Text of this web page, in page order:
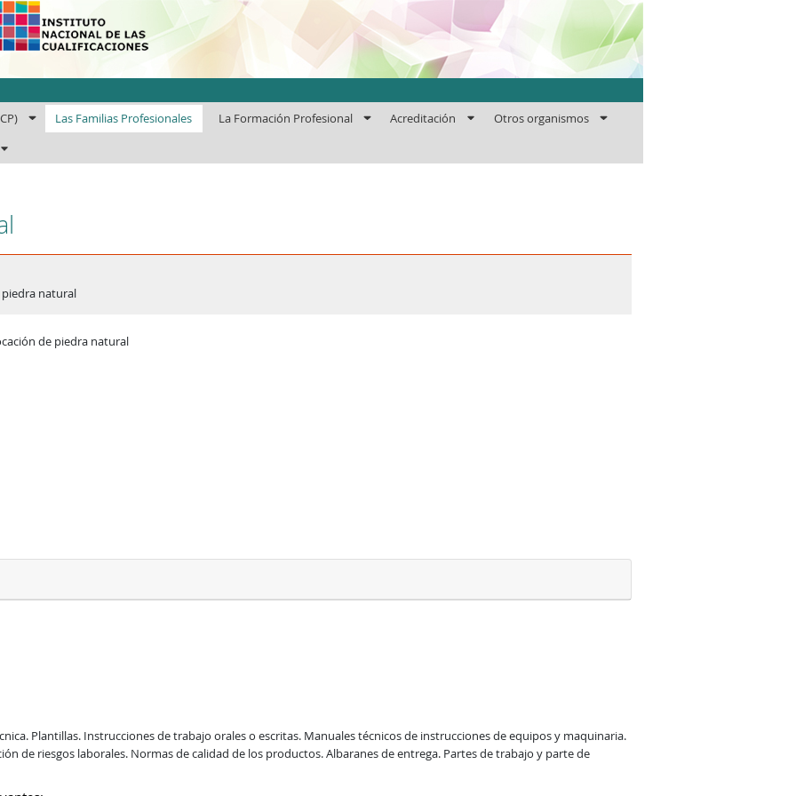
Nacional de las Cualificaciones
Las Familias Profesionales La Formación Profesional Acreditación Otros organismos
natural
de piedra natural
Plantillas. Instrucciones de trabajo orales o escritas. Manuales técnicos de instrucciones de equipos y maquinaria.
de riesgos laborales. Normas de calidad de los productos. Albaranes de entrega. Partes de trabajo y parte de